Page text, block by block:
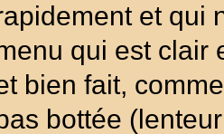
et qui
qui est clair
bien fait,
bottée